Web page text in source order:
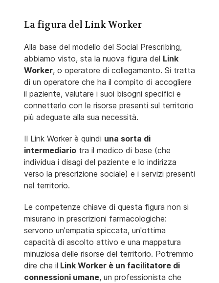
La figura del Link Worker
Alla base del modello del Social Prescribing,
abbiamo visto, sta la nuova figura del Link
Worker, o operatore di collegamento. Si tratta
di un operatore che ha il compito di accogliere
il paziente, valutare i suoi bisogni specifici e
connetterlo con le risorse presenti sul territorio
più adeguate alla sua necessità.
Il Link Worker è quindi una sorta di
intermediario tra il medico di base (che
individua i disagi del paziente e lo indirizza
verso la prescrizione sociale) e i servizi presenti
nel territorio.
Le competenze chiave di questa figura non si
misurano in prescrizioni farmacologiche:
servono un'empatia spiccata, un'ottima
capacità di ascolto attivo e una mappatura
minuziosa delle risorse del territorio. Potremmo
dire che il Link Worker è un facilitatore di
connessioni umane, un professionista che